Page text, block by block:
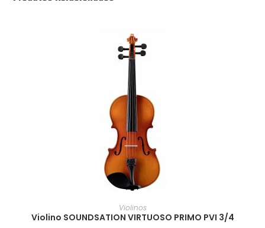
Violinos
Violino SOUNDSATION VIRTUOSO PRIMO PVI 3/4